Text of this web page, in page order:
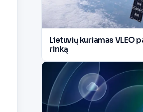
Lietuvių kuriamas VLEO
rinką